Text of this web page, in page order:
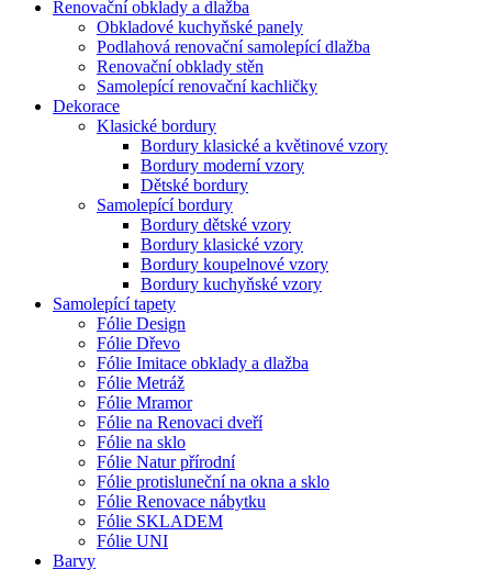
Renovační obklady a dlažba
Obkladové kuchyňské panely
Podlahová renovační samolepící dlažba
Renovační obklady stěn
Samolepící renovační kachličky
Dekorace
Klasické bordury
Bordury klasické a květinové vzory
Bordury moderní vzory
Dětské bordury
Samolepící bordury
Bordury dětské vzory
Bordury klasické vzory
Bordury koupelnové vzory
Bordury kuchyňské vzory
Samolepící tapety
Fólie Design
Fólie Dřevo
Fólie Imitace obklady a dlažba
Fólie Metráž
Fólie Mramor
Fólie na Renovaci dveří
Fólie na sklo
Fólie Natur přírodní
Fólie protisluneční na okna a sklo
Fólie Renovace nábytku
Fólie SKLADEM
Fólie UNI
Barvy